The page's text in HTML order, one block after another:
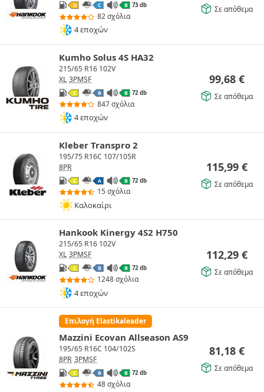
D C B 73 db
82 σχόλια
4 εποχών
Σε απόθεμα
Kumho Solus 4S HA32
215/65 R16 102V
XL 3PMSF
C B B 72 db
847 σχόλια
4 εποχών
99,68 €
Σε απόθεμα
Kleber Transpro 2
195/75 R16C 107/105R
8PR
C A B 72 db
15 σχόλια
Καλοκαίρι
115,99 €
Σε απόθεμα
Hankook Kinergy 4S2 H750
215/65 R16 102V
XL 3PMSF
C B B 72 db
1248 σχόλια
4 εποχών
112,29 €
Σε απόθεμα
Επιλογή Elastikaleader
Mazzini Ecovan Allseason AS9
195/65 R16C 104/102S
8PR 3PMSF
C B B 72 db
48 σχόλια
81,18 €
Σε απόθεμα